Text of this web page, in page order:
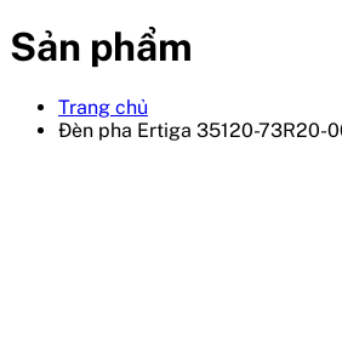
Sản phẩm
Trang chủ
Đèn pha Ertiga 35120-73R20-